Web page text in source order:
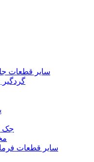
سایر قطعات
جک
سایر قطعات